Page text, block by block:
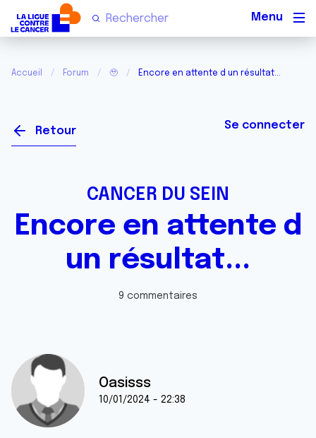
Accueil Forum 🥹 Encore en attente d un résultat...
Retour Se connecter
CANCER DU SEIN
Encore en attente d
un résultat...
9 commentaires
Oasisss
10/01/2024 - 22:38